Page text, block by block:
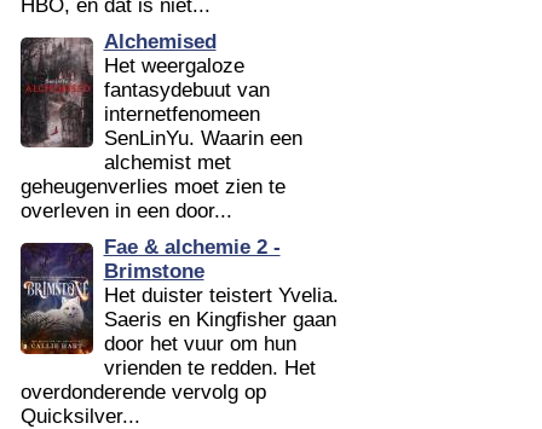
HBO, en dat is niet...
Alchemised
Het weergaloze
fantasydebuut van
internetfenomeen
SenLinYu. Waarin een
alchemist met
geheugenverlies moet zien te
overleven in een door...
Fae & alchemie 2 -
Brimstone
Het duister teistert Yvelia.
Saeris en Kingfisher gaan
door het vuur om hun
vrienden te redden. Het
overdonderende vervolg op
Quicksilver...